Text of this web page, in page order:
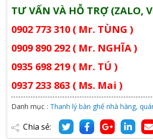
TƯ VẤN VÀ HỖ TRỢ (ZALO,
0902 773 310 ( Mr. TÙNG )
0909 890 292 ( Mr. NGHĨA )
0935 698 219 ( Mr. TÚ )
0937 233 863 ( Ms. Mai )
Danh mục : Thanh lý bàn ghế nhà hàng,
Chia sẻ: